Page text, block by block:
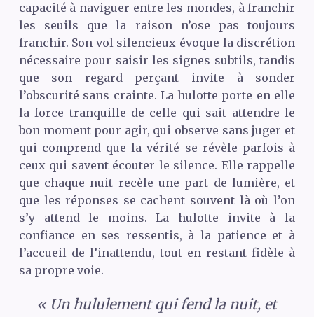
capacité à naviguer entre les mondes, à franchir
les seuils que la raison n’ose pas toujours
franchir. Son vol silencieux évoque la discrétion
nécessaire pour saisir les signes subtils, tandis
que son regard perçant invite à sonder
l’obscurité sans crainte. La hulotte porte en elle
la force tranquille de celle qui sait attendre le
bon moment pour agir, qui observe sans juger et
qui comprend que la vérité se révèle parfois à
ceux qui savent écouter le silence. Elle rappelle
que chaque nuit recèle une part de lumière, et
que les réponses se cachent souvent là où l’on
s’y attend le moins. La hulotte invite à la
confiance en ses ressentis, à la patience et à
l’accueil de l’inattendu, tout en restant fidèle à
sa propre voie.
« Un hululement qui fend la nuit, et